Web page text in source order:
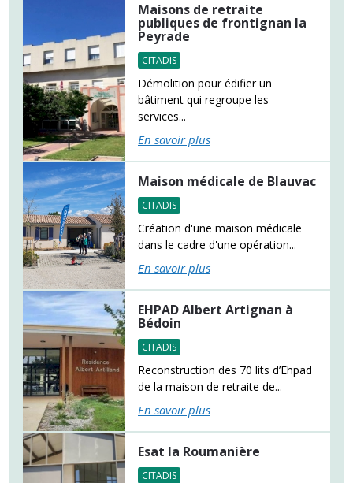
Maisons de retraite
publiques de frontignan la
Peyrade
CITADIS
Démolition pour édifier un
bâtiment qui regroupe les
services...
En savoir plus
Maison médicale de Blauvac
CITADIS
Création d'une maison médicale
dans le cadre d'une opération...
En savoir plus
EHPAD Albert Artignan à
Bédoin
CITADIS
Reconstruction des 70 lits d’Ehpad
de la maison de retraite de...
En savoir plus
Esat la Roumanière
CITADIS